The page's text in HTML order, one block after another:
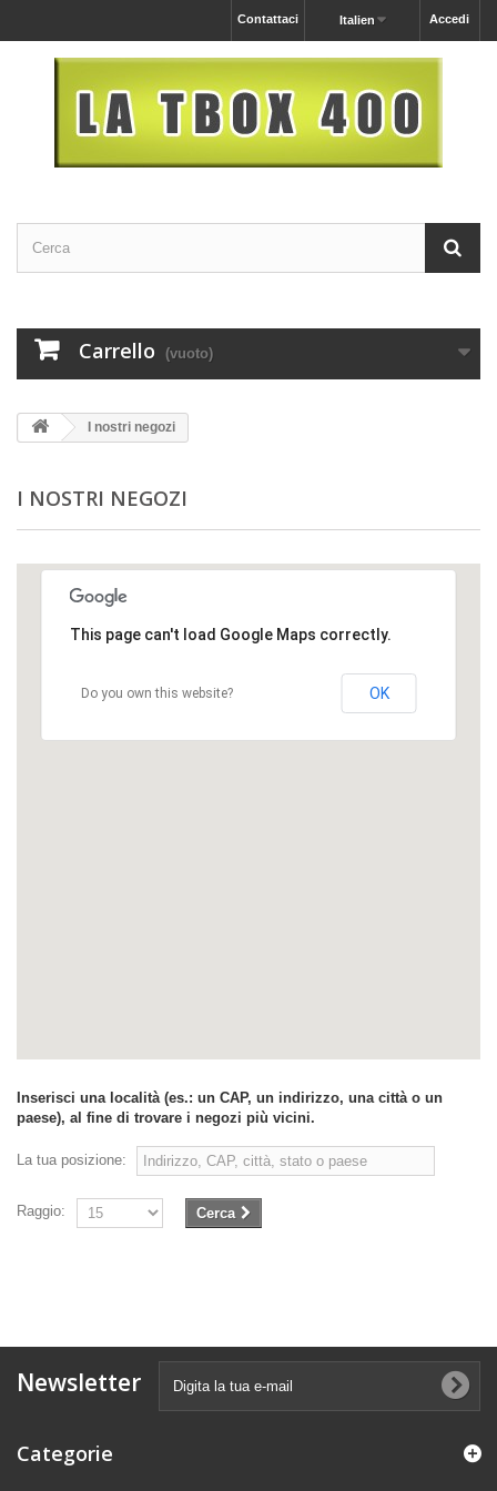
Accedi
Italien
Contattaci
Carrello (vuoto)
I nostri negozi
I NOSTRI NEGOZI
This page can't load Google Maps correctly.
Do you own this website? OK
Inserisci una località (es.: un CAP, un indirizzo, una città o un
paese), al fine di trovare i negozi più vicini.
La tua posizione:
Raggio: Cerca
Newsletter
Categorie